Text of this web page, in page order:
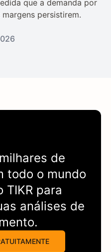
que a demanda por
persistirem.
de
todo o mundo
TIKRpara
análises de